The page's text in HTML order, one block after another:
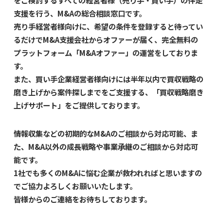
支援を行う、M&Aの総合相談窓口です。
売り手経営者様向けに、希望の条件を登録すると待ってい
るだけでM&A支援会社からオファーが届く、完全無料の
プラットフォーム「M&Aオファー」の運営をしておりま
す。
また、買い手企業経営者様向けには半年以内で買収戦略の
磨き上げから案件探しまでをご支援する、「買収戦略磨き
上げサポート」をご提供しております。
情報収集などの初期的なM&Aのご相談から対応可能、ま
た、M&A以外の成長戦略や事業承継のご相談から対応可
能です。
1社でも多くのM&Aに悩む企業が救われればと思いますの
でご協力よろしくお願いいたします。
皆様からのご連絡をお待ちしております。